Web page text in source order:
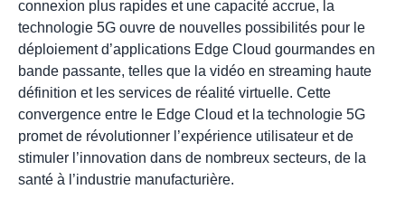
connexion plus rapides et une capacité accrue, la
technologie 5G ouvre de nouvelles possibilités pour le
déploiement d’applications Edge Cloud gourmandes en
bande passante, telles que la vidéo en streaming haute
définition et les services de réalité virtuelle. Cette
convergence entre le Edge Cloud et la technologie 5G
promet de révolutionner l’expérience utilisateur et de
stimuler l’innovation dans de nombreux secteurs, de la
santé à l’industrie manufacturière.